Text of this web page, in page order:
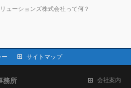
ューションズ株式会社って何？
ー サイトマップ
務所 会社案内